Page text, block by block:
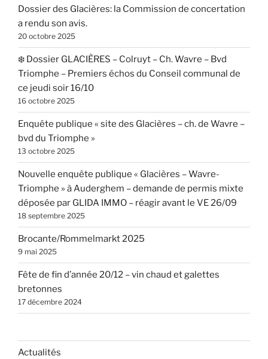
Dossier des Glacières: la Commission de concertation
a rendu son avis.
20 octobre 2025
❄️ Dossier GLACIÈRES – Colruyt – Ch. Wavre – Bvd
Triomphe – Premiers échos du Conseil communal de
ce jeudi soir 16/10
16 octobre 2025
Enquête publique « site des Glacières – ch. de Wavre –
bvd du Triomphe »
13 octobre 2025
Nouvelle enquête publique « Glacières – Wavre-
Triomphe » à Auderghem – demande de permis mixte
déposée par GLIDA IMMO – réagir avant le VE 26/09
18 septembre 2025
Brocante/Rommelmarkt 2025
9 mai 2025
Fête de fin d’année 20/12 – vin chaud et galettes
bretonnes
17 décembre 2024
Actualités